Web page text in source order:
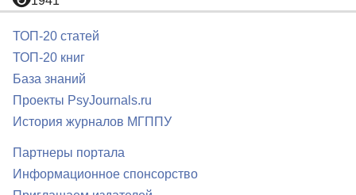
ТОП-20 статей
ТОП-20 книг
База знаний
Проекты PsyJournals.ru
История журналов МГППУ
Партнеры портала
Информационное спонсорство